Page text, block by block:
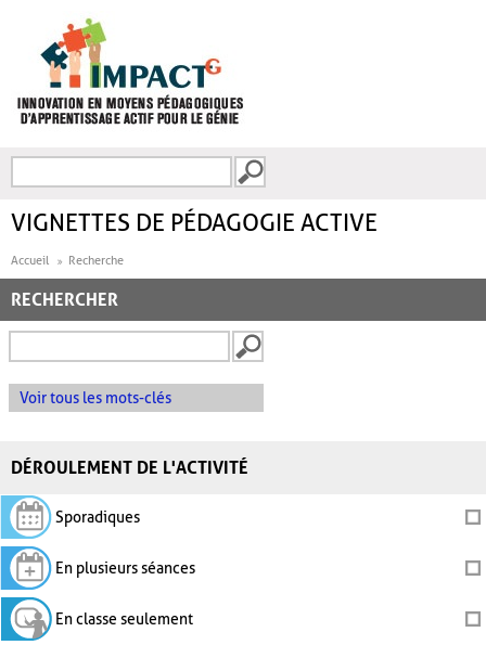
FORMULAIRE DE
VIGNETTES DE PÉDAGOGIE ACTIVE
Accueil Recherche
RECHERCHER
Voir tous les mots-clés
DÉROULEMENT DE L'ACTIVITÉ
Sporadiques
En plusieurs séances
En classe seulement